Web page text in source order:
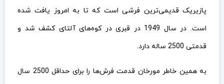
پازیریک قدیمی‌ترین فرشی است که تا به امروز یافت شده
است. در سال 1949 در قبری در کوه‌های آلتای کشف شد و
قدمتی 2500 ساله دارد.
به همین خاطر مورخان قدمت فرش‌ها را برای حداقل 2500 سال